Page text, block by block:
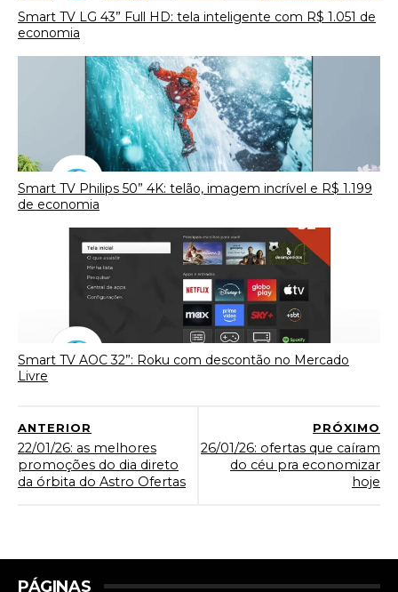
Smart TV LG 43” Full HD: tela inteligente com R$ 1.051 de
economia
Smart TV Philips 50” 4K: telão, imagem incrível e R$ 1.199
de economia
Smart TV AOC 32”: Roku com descontão no Mercado
Livre
PRÓXIMO
26/01/26: ofertas que caíram
do céu pra economizar
hoje
ANTERIOR
22/01/26: as melhores
promoções do dia direto
da órbita do Astro Ofertas
PÁGINAS